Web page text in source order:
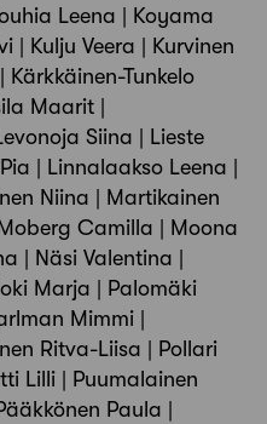
Leena | Koyama
| Kulju Veera | Kurvinen
Kärkkäinen-Tunkelo
Maarit |
Siina | Lieste
| Linnalaakso Leena |
Niina | Martikainen
Camilla | Moona
| Näsi Valentina |
Marja | Palomäki
Mimmi |
Ritva-Liisa | Pollari
Lilli | Puumalainen
Paula |